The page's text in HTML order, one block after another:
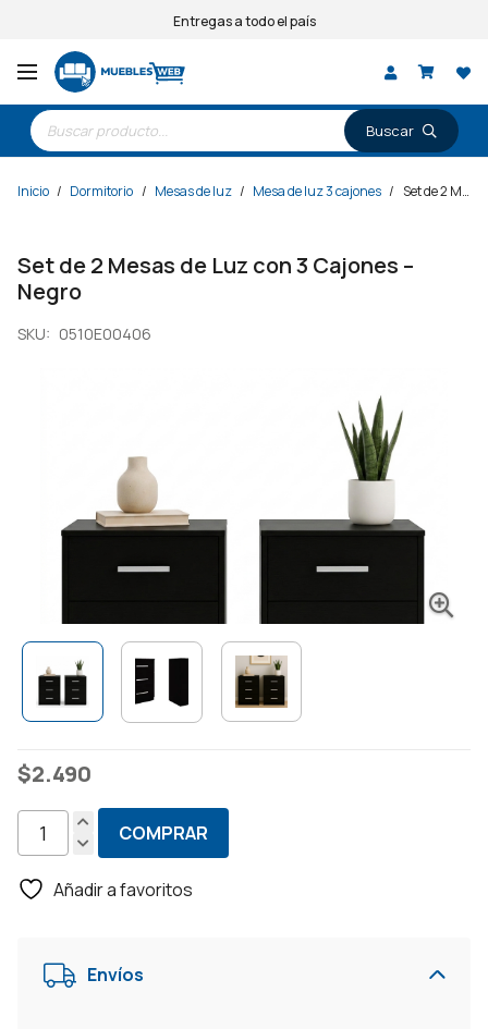
Entregas a todo el país
Búsqueda
de
productos
Inicio / Dormitorio / Mesas de luz / Mesa de luz 3 cajones / Set de 2 Mesas de Luz con 3 Cajones – Negro
Set de 2 Mesas de Luz con 3 Cajones –
Negro
SKU: 0510E00406
$2.490
Set
2
COMPRAR
Añadir a favoritos
Envíos